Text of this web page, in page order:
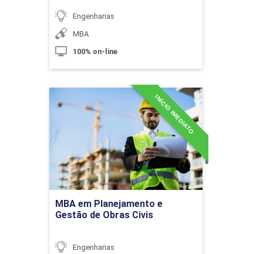
10h
Processos, Métodos e Técnicas
Construtivas II
Processos e Técnicas Construtivas
Engenharias
MBA
100% on-line
MBA em Planejamento e
Gestão de Obras Civis
INÍCIO IMEDIATO
Engenharias
MBA em Planejamento e
Gestão de Obras Civis
Detalhes do curso
Ir para Inscrição